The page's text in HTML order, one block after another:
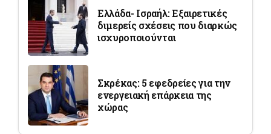
Ελλάδα- Ισραήλ: Εξαιρετικές
διμερείς σχέσεις που διαρκώς
ισχυροποιούνται
Σκρέκας: 5 εφεδρείες για την
ενεργειακή επάρκεια της
χώρας